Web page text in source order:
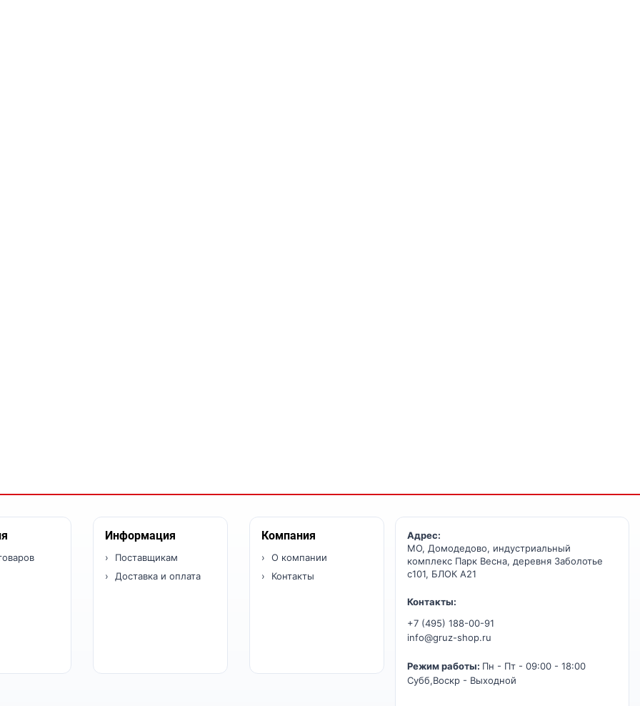
Информация
Поставщикам
Доставка и оплата
Компания
О компании
Контакты
Адрес:
МО, Домодедово, индустриальный
комплекс Парк Весна, деревня Заболотье
с101, БЛОК А21
Контакты:
+7 (495) 188-00-91
info@gruz-shop.ru
Режим работы: Пн - Пт - 09:00 - 18:00
Субб,Воскр - Выходной